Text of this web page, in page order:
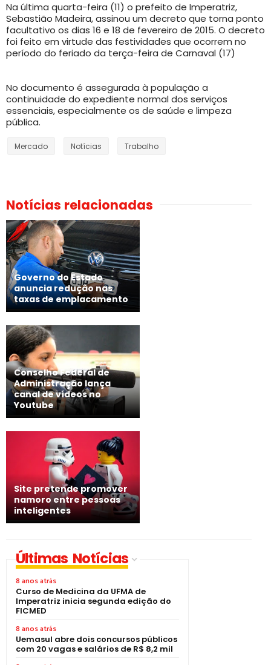
Na última quarta-feira (11) o prefeito de Imperatriz,
Sebastião Madeira, assinou um decreto que torna ponto
facultativo os dias 16 e 18 de fevereiro de 2015. O decreto
foi feito em virtude das festividades que ocorrem no
período do feriado da terça-feira de Carnaval (17)
No documento é assegurada à população a
continuidade do expediente normal dos serviços
essenciais, especialmente os de saúde e limpeza
pública.
Mercado Notícias Trabalho
Notícias relacionadas
Governo do Estado
anuncia redução nas
taxas de emplacamento
Conselho Federal de
Administração lança
canal de vídeos no
Youtube
Site pretende promover
namoro entre pessoas
inteligentes
Últimas Notícias
8 anos atrás
Curso de Medicina da UFMA de
Imperatriz inicia segunda edição do
FICMED
8 anos atrás
Uemasul abre dois concursos públicos
com 20 vagas e salários de R$ 8,2 mil